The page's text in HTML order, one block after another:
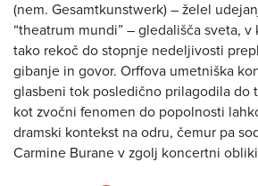
(nem. Gesamtkunstwerk) – želel
“theatrum mundi” – gledališča sveta,
tako rekoč do stopnje nedeljivosti
gibanje in govor. Orffova umetniška
glasbeni tok posledično prilagodila do
kot zvočni fenomen do popolnosti
dramski kontekst na odru, čemur pa
Carmine Burane v zgolj koncertni